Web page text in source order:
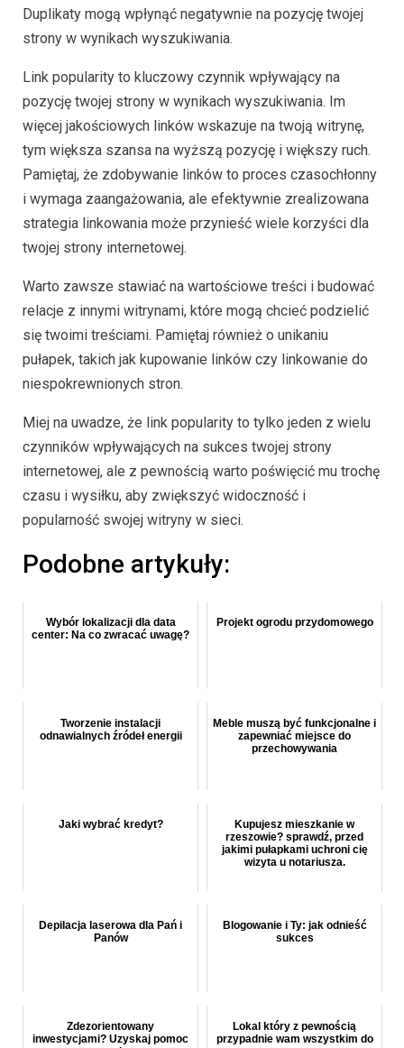
Duplikaty mogą wpłynąć negatywnie na pozycję twojej
strony w wynikach wyszukiwania.
Link popularity to kluczowy czynnik wpływający na
pozycję twojej strony w wynikach wyszukiwania. Im
więcej jakościowych linków wskazuje na twoją witrynę,
tym większa szansa na wyższą pozycję i większy ruch.
Pamiętaj, że zdobywanie linków to proces czasochłonny
i wymaga zaangażowania, ale efektywnie zrealizowana
strategia linkowania może przynieść wiele korzyści dla
twojej strony internetowej.
Warto zawsze stawiać na wartościowe treści i budować
relacje z innymi witrynami, które mogą chcieć podzielić
się twoimi treściami. Pamiętaj również o unikaniu
pułapek, takich jak kupowanie linków czy linkowanie do
niespokrewnionych stron.
Miej na uwadze, że link popularity to tylko jeden z wielu
czynników wpływających na sukces twojej strony
internetowej, ale z pewnością warto poświęcić mu trochę
czasu i wysiłku, aby zwiększyć widoczność i
popularność swojej witryny w sieci.
Podobne artykuły:
Wybór lokalizacji dla data
center: Na co zwracać uwagę?
Projekt ogrodu przydomowego
Tworzenie instalacji
odnawialnych źródeł energii
Meble muszą być funkcjonalne i
zapewniać miejsce do
przechowywania
Jaki wybrać kredyt?
Kupujesz mieszkanie w
rzeszowie? sprawdź, przed
jakimi pułapkami uchroni cię
wizyta u notariusza.
Depilacja laserowa dla Pań i
Panów
Blogowanie i Ty: jak odnieść
sukces
Zdezorientowany
inwestycjami? Uzyskaj pomoc
Lokal który z pewnością
przypadnie wam wszystkim do